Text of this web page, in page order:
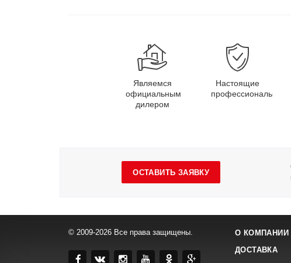
Являемся
официальным
дилером
Настоящие
профессионалы
ОСТАВИТЬ ЗАЯВКУ
© 2009-2026 Все права защищены.
О КОМПАНИИ
ДОСТАВКА